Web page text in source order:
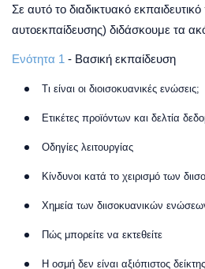
Σε αυτό το διαδικτυακό
αυτοεκπαίδευσης) διδάσκουμε τα
Ενότητα 1 - Βασική εκπαίδευση
Τι είναι οι διοισοκυανικές ενώσεις;
Ετικέτες προϊόντων και δελτία
Οδηγίες λειτουργίας
Κίνδυνοι κατά το χειρισμό των
Χημεία των διισοκυανικών
Πώς μπορείτε να εκτεθείτε
Η οσμή δεν είναι αξιόπιστος